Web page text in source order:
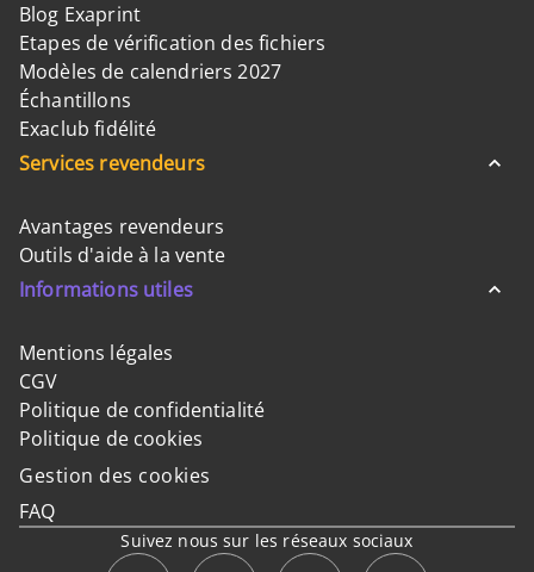
Blog Exaprint
Etapes de vérification des fichiers
Modèles de calendriers 2027
Échantillons
Exaclub fidélité
Services revendeurs
Avantages revendeurs
Outils d'aide à la vente
Informations utiles
Mentions légales
CGV
Politique de confidentialité
Politique de cookies
Gestion des cookies
FAQ
Suivez nous sur les réseaux sociaux